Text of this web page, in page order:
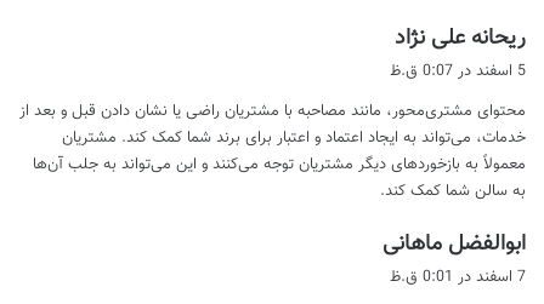
ریحانه علی نژاد
ف
:
5 اسفند در 0:07 ق.ظ
محتوای مشتری‌محور، مانند مصاحبه با مشتریان راضی یا نشان دادن قبل و بعد از
خدمات، می‌تواند به ایجاد اعتماد و اعتبار برای برند شما کمک کند. مشتریان
معمولاً به بازخوردهای دیگر مشتریان توجه می‌کنند و این می‌تواند به جلب آن‌ها
به سالن شما کمک کند.
ابوالفضل ماهانی
7 اسفند در 0:01 ق.ظ